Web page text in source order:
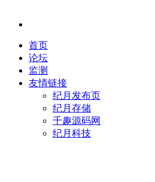
首页
论坛
监测
友情链接
纪月发布页
纪月存储
千趣源码网
纪月科技